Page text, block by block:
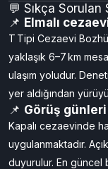
💬 Sıkça Sorulan
📌 Elmalı
T Tipi Cezaevi
yaklaşık 6–7 km
ulaşım yoludur.
yer aldığından
📌 Görüş
Kapalı cezaevinde
uygulanmaktadır.
duyurulur. En güncel